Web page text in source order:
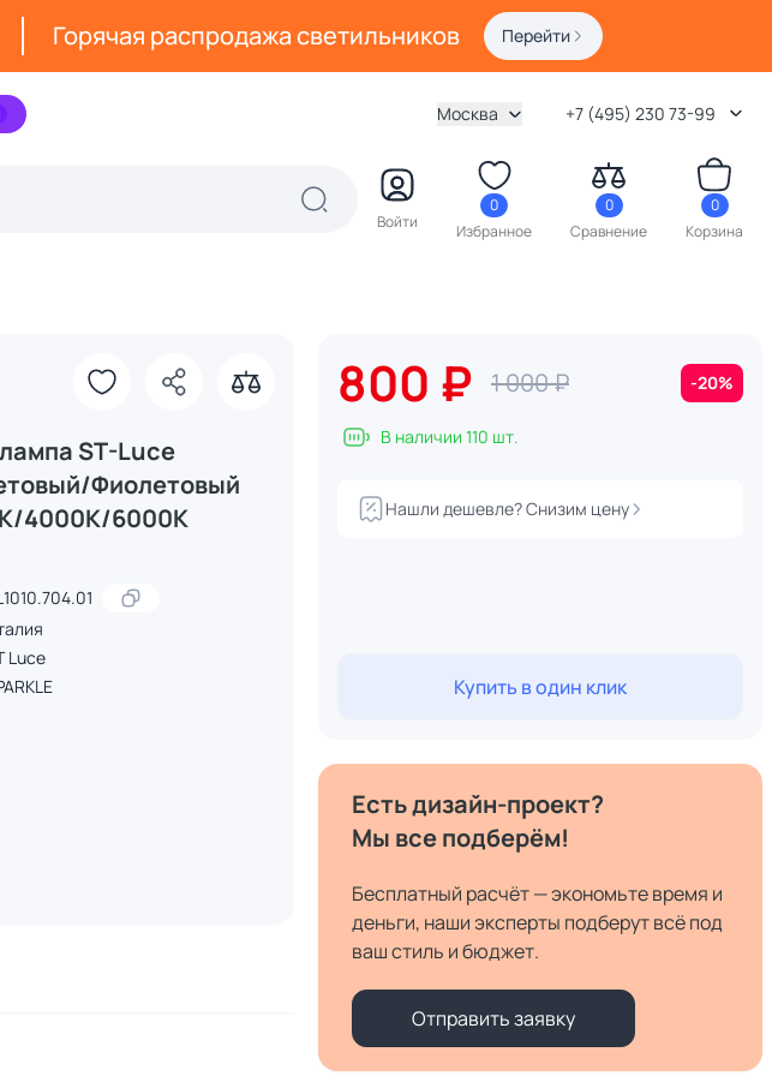
Горячая распродажа светильников Перейти
Москва +7 (495) 230 73-99
Войти
0
Избранное
0
Сравнение
0
Корзина
ST-Luce
Фиолетовый
4000K/6000K
Luce
800 ₽ 1 000 ₽ -20%
В наличии 110 шт.
Нашли дешевле? Снизим цену
Купить в один клик
Есть дизайн-проект?
Мы все подберём!
Бесплатный расчёт — экономьте время и
деньги, наши эксперты подберут всё под
ваш стиль и бюджет.
Отправить заявку